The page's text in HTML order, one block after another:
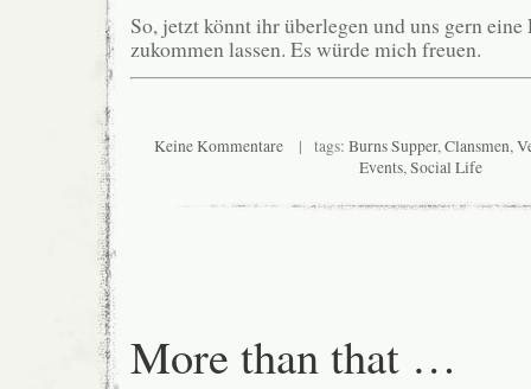
So, jetzt könnt ihr überlegen und uns gern
zukommen lassen. Es würde mich freuen.
Keine Kommentare| tags: Burns Supper,Clansmen,
Events,Social Life
More than that …